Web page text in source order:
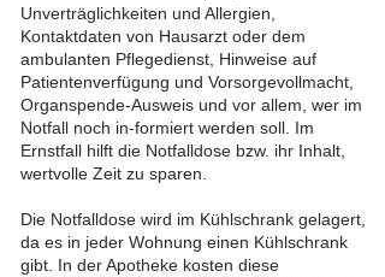
Unverträglichkeiten und Allergien,
Kontaktdaten von Hausarzt oder dem
ambulanten Pflegedienst, Hinweise auf
Patientenverfügung und Vorsorgevollmacht,
Organspende-Ausweis und vor allem, wer im
Notfall noch in-formiert werden soll. Im
Ernstfall hilft die Notfalldose bzw. ihr Inhalt,
wertvolle Zeit zu sparen.
Die Notfalldose wird im Kühlschrank gelagert,
da es in jeder Wohnung einen Kühlschrank
gibt. In der Apotheke kosten diese